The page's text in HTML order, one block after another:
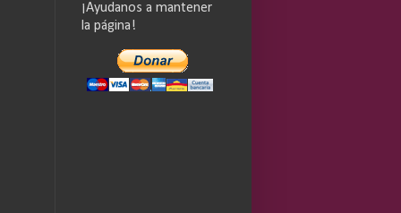
¡Ayudanos a mantener
la página!